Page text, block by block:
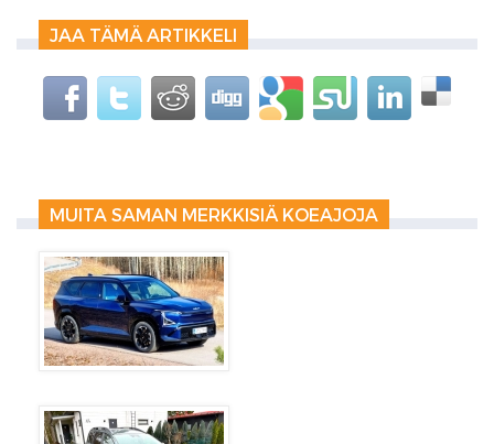
JAA TÄMÄ ARTIKKELI
MUITA SAMAN MERKKISIÄ KOEAJOJA